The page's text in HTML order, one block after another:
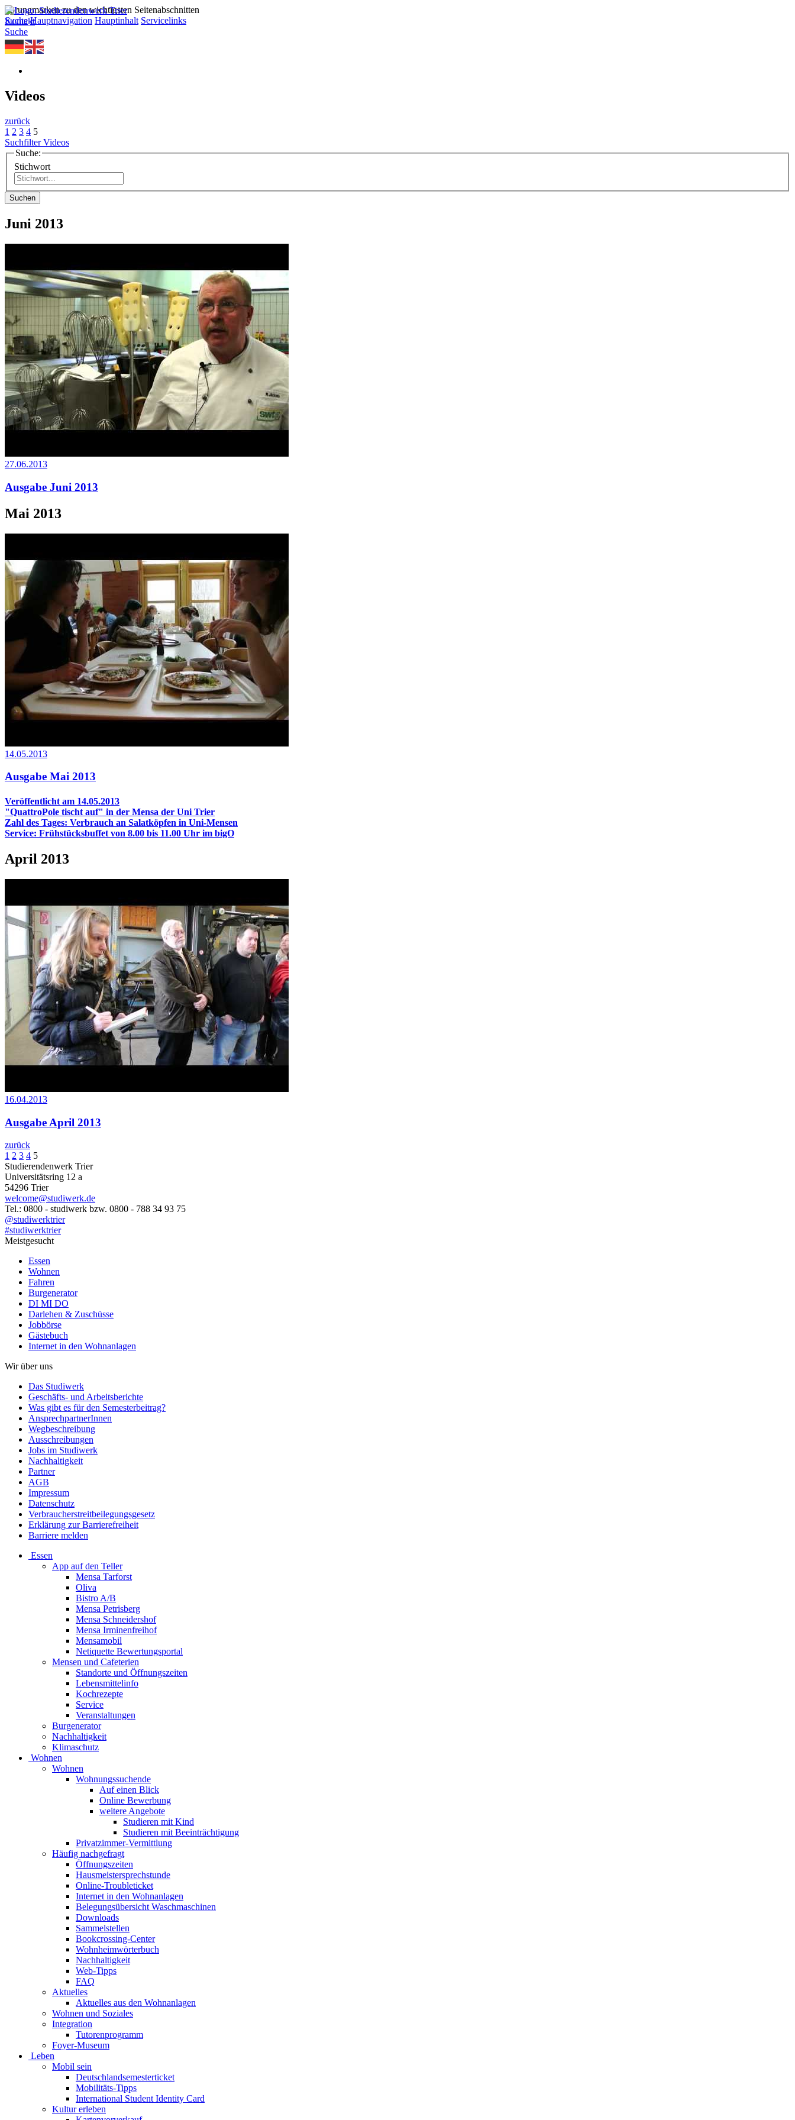
Sprungmarken zu den wichtigsten Seitenabschnitten
Suche Hauptnavigation Hauptinhalt Servicelinks
Kontakt
Suche
Videos
zurück
1 2 3 4 5
Suchfilter Videos
Suche:
Stichwort
Suchen
Juni 2013
27.06.2013
Ausgabe Juni 2013
Mai 2013
14.05.2013
Ausgabe Mai 2013
Veröffentlicht am 14.05.2013
"QuattroPole tischt auf" in der Mensa der Uni Trier
Zahl des Tages: Verbrauch an Salatköpfen in Uni-Mensen
Service: Frühstücksbuffet von 8.00 bis 11.00 Uhr im bigO
April 2013
16.04.2013
Ausgabe April 2013
zurück
1 2 3 4 5
Studierendenwerk Trier
Universitätsring 12 a
54296 Trier
welcome@studiwerk.de
Tel.: 0800 - studiwerk bzw. 0800 - 788 34 93 75
@studiwerktrier
#studiwerktrier
Meistgesucht
Essen
Wohnen
Fahren
Burgenerator
DI MI DO
Darlehen & Zuschüsse
Jobbörse
Gästebuch
Internet in den Wohnanlagen
Wir über uns
Das Studiwerk
Geschäfts- und Arbeitsberichte
Was gibt es für den Semesterbeitrag?
AnsprechpartnerInnen
Wegbeschreibung
Ausschreibungen
Jobs im Studiwerk
Nachhaltigkeit
Partner
AGB
Impressum
Datenschutz
Verbraucherstreitbeilegungsgesetz
Erklärung zur Barrierefreiheit
Barriere melden
Essen
App auf den Teller
Mensa Tarforst
Oliva
Bistro A/B
Mensa Petrisberg
Mensa Schneidershof
Mensa Irminenfreihof
Mensamobil
Netiquette Bewertungsportal
Mensen und Cafeterien
Standorte und Öffnungszeiten
Lebensmittelinfo
Kochrezepte
Service
Veranstaltungen
Burgenerator
Nachhaltigkeit
Klimaschutz
Wohnen
Wohnen
Wohnungssuchende
Auf einen Blick
Online Bewerbung
weitere Angebote
Studieren mit Kind
Studieren mit Beeinträchtigung
Privatzimmer-Vermittlung
Häufig nachgefragt
Öffnungszeiten
Hausmeistersprechstunde
Online-Troubleticket
Internet in den Wohnanlagen
Belegungsübersicht Waschmaschinen
Downloads
Sammelstellen
Bookcrossing-Center
Wohnheimwörterbuch
Nachhaltigkeit
Web-Tipps
FAQ
Aktuelles
Aktuelles aus den Wohnanlagen
Wohnen und Soziales
Integration
Tutorenprogramm
Foyer-Museum
Leben
Mobil sein
Deutschlandsemesterticket
Mobilitäts-Tipps
International Student Identity Card
Kultur erleben